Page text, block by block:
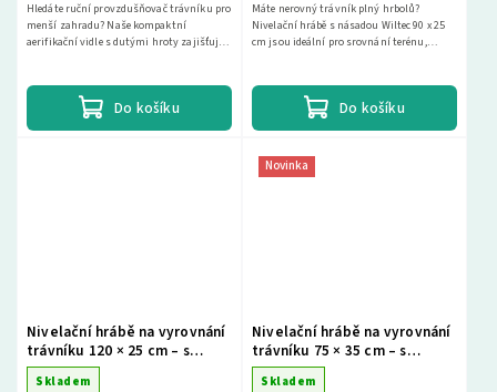
Do košíku
Hledáte ruční provzdušňovač trávníku pro
menší zahradu? Naše kompaktní
aerifikační vidle s dutými hroty zajišťují
Do košíku
Máte nerovný trávník plný hrbolů?
Nivelační hrábě s násadou Wiltec 90 x 25
cm jsou ideální pro srovnání terénu,
Nivelační hrábě na vyrovnání
trávníku 120 × 25 cm – s
násadou 200 cm, hliníkové
Skladem
Novinka
Nivelační hrábě na vyrovnání
trávníku 75 × 35 cm – s
násadou 200 cm, zelené
Skladem